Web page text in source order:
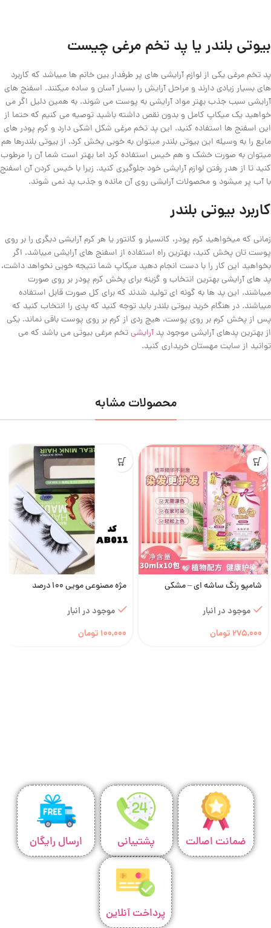
بیوتی بلندر یا پد تخم مرغی چیست
پد تخم مرغی یکی از لوازم آرایشی های پر طرفدار بین خانم ها میباشد که کاربرد
های بسیار زیادی دارند و مراحل آرایش را بسیار آسان و ساده میکنند. اسفنج های
آرایشی سبب جذب بهتر مواد آرایشی به پوست می شوند. به همین دلیل اگر می
خواهید یک میکاپ کامل و بدون نقص داشته باشید توصیه می کنیم که حتما از
این اسفنج ها استفاده کنید. این پد تخم مرغی شکل اشکی دارد و کرم پودر های
مایع را به وسیله این بیوتی بلندر میتوان به خوبی پخش کرد. از بیوتی بلندرها هم
میتوان به صورت خشک و هم خیس استفاده کرد اما بهتر است شما آن را مرطوب
کنید تا از هدر رفتن لوازم آرایشی خود جلوگیری کنید. زیرا با خیس کردن آن اسفنج
با آب پر میشود و محصولات آرایشی روی آن مانده و جذب پد نمی شوند.
کاربرد بیوتی بلندر
زمانی که میخواهید کرم پودر، کانسیلر و کانتور یا هر کرم آرایشی دیگری را بر روی
پوست تان پخش کنید، بهترین راه استفاده از اسفنج های آرایشی میباشد. اگر
بخواهید این کار را با دست انجام دهید میکاپ شما نتیجه خوبی نخواهد داشت،
پد های آرایشی بهترین انتخاب و گزینه برای پخش کرم پودر بر روی صورت
میباشند. این پد ها به گونه ای تولید شدند که برای کل صورت قابل استفاده
میباشند. در هنگام خرید بیوتی بلندر باید توجه کنید که پدی را انتخاب کنید که
پس از پخش کرم بر روی پوست، هیچ ردی از کرم بر روی پوست باقی نماند. یکی
از بهترین پدهای آرایشی موجود پد آرایشیتخم مرغی بیوتی می باشد که می
توانید از سایت مهستان خریداری کنید.
محصولات مشابه
شامپو رنگ ساشه ای – مشکی
موجود در انبار
275,000 تومان
مژه مصنوعی مویی 100 درصد
موجود در انبار
100,000 تومان
ضمانت اصالت پشتیبانی ارسال رایگان
پرداخت آنلاین